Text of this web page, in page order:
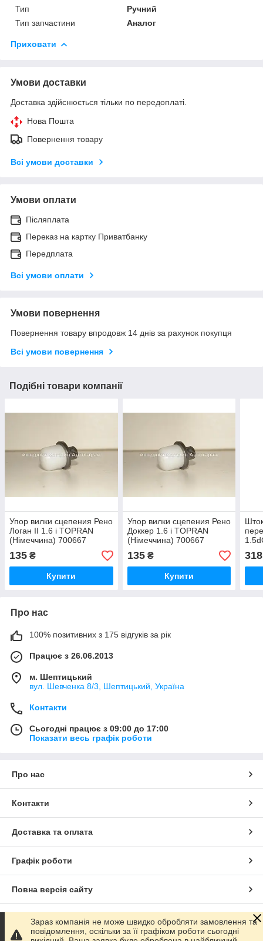
Тип
Ручний
Тип запчастини
Аналог
Приховати
Умови доставки
Доставка здійснюється тільки по передоплаті.
Нова Пошта
Повернення товару
Всі умови доставки
Умови оплати
Післяплата
Переказ на картку Приватбанку
Передплата
Всі умови оплати
Умови повернення
Повернення товару впродовж 14 днів за рахунок покупця
Всі умови повернення
Подібні товари компанії
Упор вилки сцепения Рено
Логан II 1.6 i TOPRAN
(Німеччина) 700667
135 ₴
Купити
Упор вилки сцепения Рено
Доккер 1.6 i TOPRAN
(Німеччина) 700667
135₴
Купити
318
Про нас
100% позитивних з 175 відгуків за рік
Працює з 26.06.2013
м. Шептицький
вул. Шевченка 8/3, Шептицький, Україна
Контакти
Сьогодні працює з 09:00 до 17:00
Показати весь графік роботи
Про нас
Контакти
Доставка та оплата
Графік роботи
Повна версія сайту
Сайт створено на маркетплейсіProm.ua
Зараз компанія не може швидко обробляти замовлення та
повідомлення, оскільки за її графіком роботи сьогодні